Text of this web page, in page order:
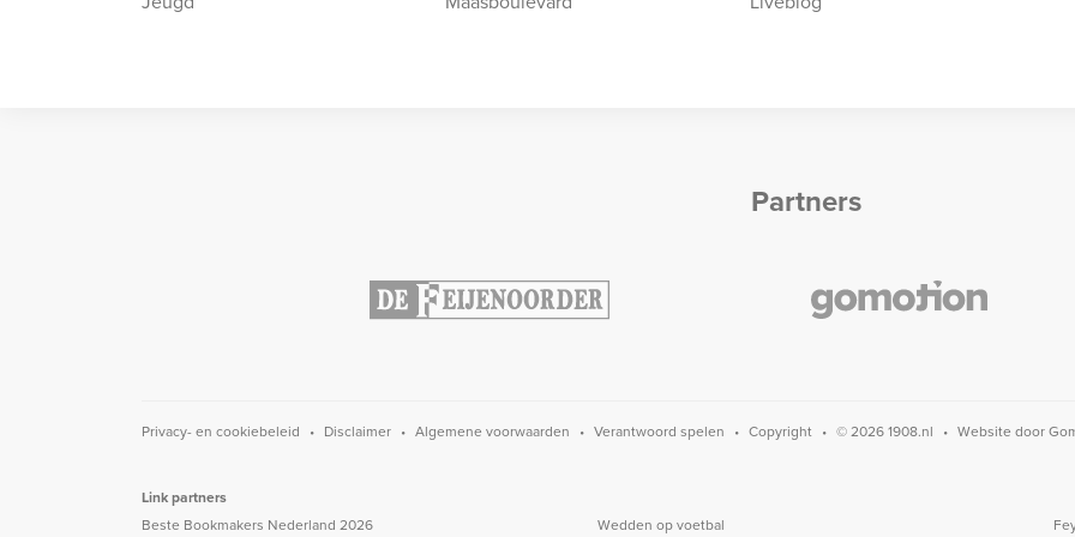
Partners
Privacy- en cookiebeleid Disclaimer Algemene voorwaarden Verantwoord spelen Copyright © 2026 1908.nl Website door
Link partners
Beste Bookmakers Nederland 2026
Wedden op voetbal